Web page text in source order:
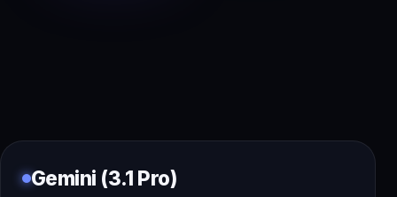
Gemini (3.1 Pro)